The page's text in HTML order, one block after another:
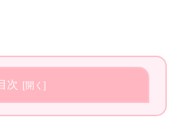
次